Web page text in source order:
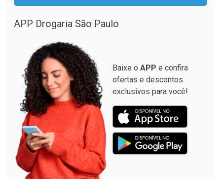
APP Drogaria São Paulo
Baixe o APP e confira
ofertas e descontos
exclusivos para você!